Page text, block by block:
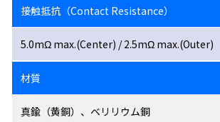
接触抵抗（Contact Resistance）
5.0mΩ max.(Center) / 2.5mΩ max.(Outer)
材質
真鍮（黄銅）、ベリリウム銅